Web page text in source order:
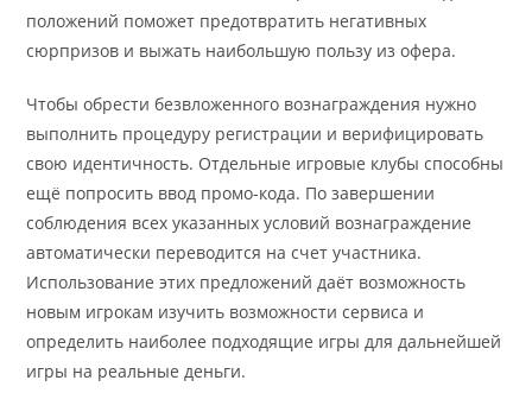
положений поможет предотвратить негативных
сюрпризов и выжать наибольшую пользу из офера.
Чтобы обрести безвложенного вознаграждения нужно
выполнить процедуру регистрации и верифицировать
свою идентичность. Отдельные игровые клубы способны
ещё попросить ввод промо-кода. По завершении
соблюдения всех указанных условий вознаграждение
автоматически переводится на счет участника.
Использование этих предложений даёт возможность
новым игрокам изучить возможности сервиса и
определить наиболее подходящие игры для дальнейшей
игры на реальные деньги.